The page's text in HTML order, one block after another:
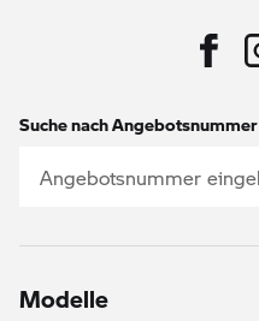
Suche nach Angebotsnummer
Modelle